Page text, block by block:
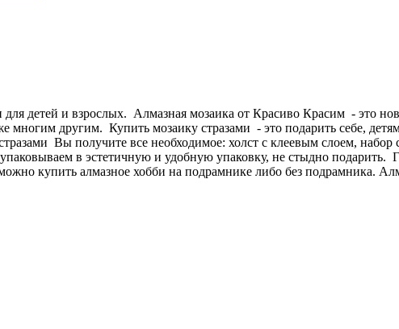
для детей и взрослых. Алмазная мозаика от Красиво Красим - это
другим. Купить мозаику стразами - это подарить себе,
Вы получите все необходимое: холст с клеевым слоем,
в эстетичную и удобную упаковку, не стыдно подарить.
купить алмазное хобби на подрамнике либо без подрамника.